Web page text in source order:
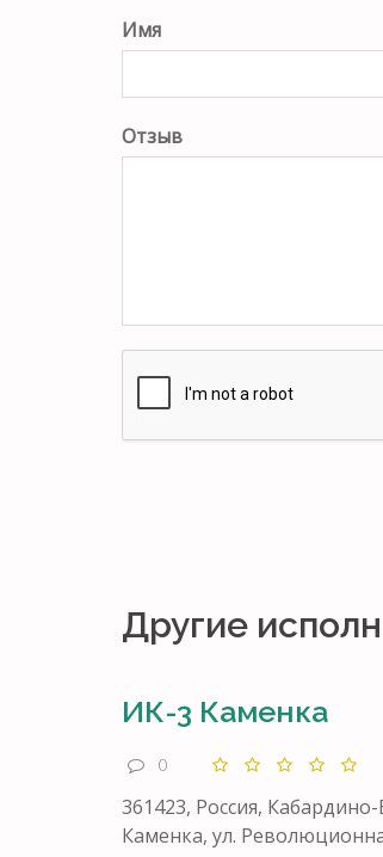
Имя
Отзыв
Другие
ИК-3 Каменка
0
361423, Россия,
Каменка, ул.